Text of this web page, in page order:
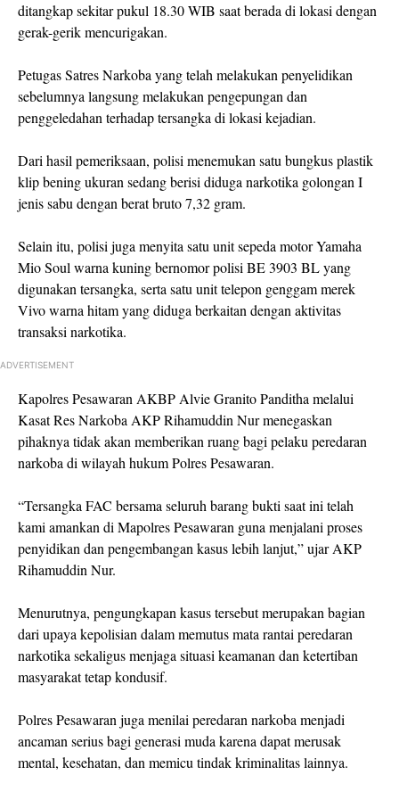
ditangkap sekitar pukul 18.30 WIB saat berada di lokasi dengan
gerak-gerik mencurigakan.
Petugas Satres Narkoba yang telah melakukan penyelidikan
sebelumnya langsung melakukan pengepungan dan
penggeledahan terhadap tersangka di lokasi kejadian.
Dari hasil pemeriksaan, polisi menemukan satu bungkus plastik
klip bening ukuran sedang berisi diduga narkotika golongan I
jenis sabu dengan berat bruto 7,32 gram.
Selain itu, polisi juga menyita satu unit sepeda motor Yamaha
Mio Soul warna kuning bernomor polisi BE 3903 BL yang
digunakan tersangka, serta satu unit telepon genggam merek
Vivo warna hitam yang diduga berkaitan dengan aktivitas
transaksi narkotika.
ADVERTISEMENT
Kapolres Pesawaran AKBP Alvie Granito Panditha melalui
Kasat Res Narkoba AKPRihamuddin Nurmenegaskan
pihaknya tidak akan memberikan ruang bagi pelaku peredaran
narkoba di wilayah hukum Polres Pesawaran.
“Tersangka FAC bersama seluruh barang bukti saat ini telah
kami amankan di Mapolres Pesawaran guna menjalani proses
penyidikan dan pengembangan kasus lebih lanjut,” ujar AKP
Rihamuddin Nur.
Menurutnya, pengungkapan kasus tersebut merupakan bagian
dari upaya kepolisian dalam memutus mata rantai peredaran
narkotika sekaligus menjaga situasi keamanan dan ketertiban
masyarakat tetap kondusif.
Polres Pesawaran juga menilai peredaran narkoba menjadi
ancaman serius bagi generasi muda karena dapat merusak
mental, kesehatan, dan memicu tindak kriminalitas lainnya.